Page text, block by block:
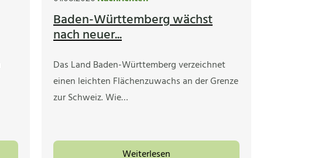
Baden-Württemberg wächst
nach neuer...
Das Land Baden-Württemberg verzeichnet
einen leichten Flächenzuwachs an der Grenze
zur Schweiz. Wie…
Weiterlesen